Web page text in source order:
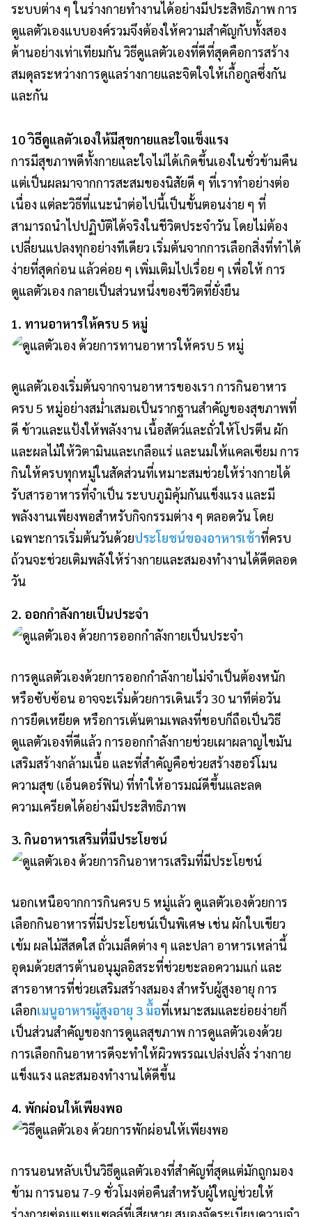
ระบบต่าง ๆ ในร่างกายทำงานได้อย่างมีประสิทธิภาพ การ
ดูแลตัวเองแบบองค์รวมจึงต้องให้ความสำคัญกับทั้งสอง
ด้านอย่างเท่าเทียมกัน วิธีดูแลตัวเองที่ดีที่สุดคือการสร้าง
สมดุลระหว่างการดูแลร่างกายและจิตใจให้เกื้อกูลซึ่งกัน
และกัน
10 วิธีดูแลตัวเองให้มีสุขกายและใจแข็งแรง
การมีสุขภาพดีทั้งกายและใจไม่ได้เกิดขึ้นเองในชั่วข้ามคืน
แต่เป็นผลมาจากการสะสมของนิสัยดี ๆ ที่เราทำอย่างต่อ
เนื่อง แต่ละวิธีที่แนะนำต่อไปนี้เป็นขั้นตอนง่าย ๆ ที่
สามารถนำไปปฏิบัติได้จริงในชีวิตประจำวัน โดยไม่ต้อง
เปลี่ยนแปลงทุกอย่างทีเดียว เริ่มต้นจากการเลือกสิ่งที่ทำได้
ง่ายที่สุดก่อน แล้วค่อย ๆ เพิ่มเติมไปเรื่อย ๆ เพื่อให้ การ
ดูแลตัวเอง กลายเป็นส่วนหนึ่งของชีวิตที่ยั่งยืน
1. ทานอาหารให้ครบ 5 หมู่
ดูแลตัวเองเริ่มต้นจากจานอาหารของเรา การกินอาหาร
ครบ 5 หมู่อย่างสม่ำเสมอเป็นรากฐานสำคัญของสุขภาพที่
ดี ข้าวและแป้งให้พลังงาน เนื้อสัตว์และถั่วให้โปรตีน ผัก
และผลไม้ให้วิตามินและเกลือแร่ และนมให้แคลเซียม การ
กินให้ครบทุกหมู่ในสัดส่วนที่เหมาะสมช่วยให้ร่างกายได้
รับสารอาหารที่จำเป็น ระบบภูมิคุ้มกันแข็งแรง และมี
พลังงานเพียงพอสำหรับกิจกรรมต่าง ๆ ตลอดวัน โดย
เฉพาะการเริ่มต้นวันด้วยประโยชน์ของอาหารเช้าที่ครบ
ถ้วนจะช่วยเติมพลังให้ร่างกายและสมองทำงานได้ดีตลอด
วัน
2. ออกกำลังกายเป็นประจำ
การดูแลตัวเองด้วยการออกกำลังกายไม่จำเป็นต้องหนัก
หรือซับซ้อน อาจจะเริ่มด้วยการเดินเร็ว 30 นาทีต่อวัน
การยืดเหยียด หรือการเต้นตามเพลงที่ชอบก็ถือเป็นวิธี
ดูแลตัวเองที่ดีแล้ว การออกกำลังกายช่วยเผาผลาญไขมัน
เสริมสร้างกล้ามเนื้อ และที่สำคัญคือช่วยสร้างฮอร์โมน
ความสุข (เอ็นดอร์ฟิน) ที่ทำให้อารมณ์ดีขึ้นและลด
ความเครียดได้อย่างมีประสิทธิภาพ
3. กินอาหารเสริมที่มีประโยชน์
นอกเหนือจากการกินครบ 5 หมู่แล้ว ดูแลตัวเองด้วยการ
เลือกกินอาหารที่มีประโยชน์เป็นพิเศษ เช่น ผักใบเขียว
เข้ม ผลไม้สีสดใส ถั่วเมล็ดต่าง ๆ และปลา อาหารเหล่านี้
อุดมด้วยสารต้านอนุมูลอิสระที่ช่วยชะลอความแก่ และ
สารอาหารที่ช่วยเสริมสร้างสมอง สำหรับผู้สูงอายุ การ
เลือกเมนูอาหารผู้สูงอายุ 3 มื้อที่เหมาะสมและย่อยง่ายก็
เป็นส่วนสำคัญของการดูแลสุขภาพ การดูแลตัวเองด้วย
การเลือกกินอาหารดีจะทำให้ผิวพรรณเปล่งปลั่ง ร่างกาย
แข็งแรง และสมองทำงานได้ดีขึ้น
4. พักผ่อนให้เพียงพอ
การนอนหลับเป็นวิธีดูแลตัวเองที่สำคัญที่สุดแต่มักถูกมอง
ข้าม การนอน 7-9 ชั่วโมงต่อคืนสำหรับผู้ใหญ่ช่วยให้